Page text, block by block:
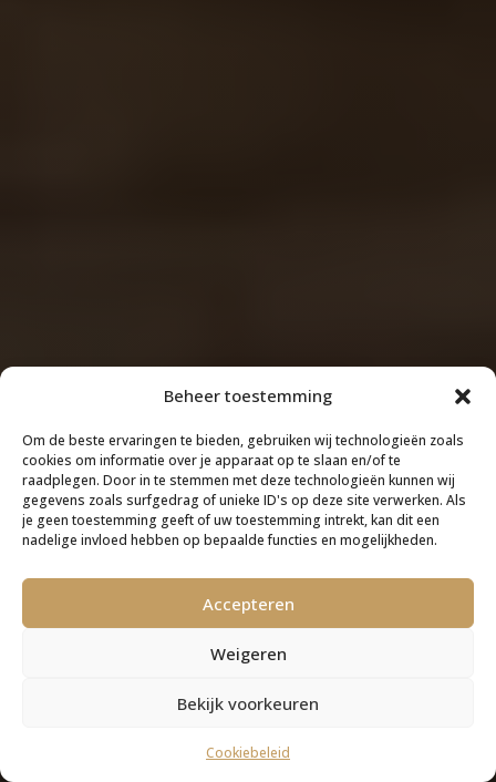
Beheer toestemming
Om de beste ervaringen te bieden, gebruiken wij technologieën zoals
cookies om informatie over je apparaat op te slaan en/of te
raadplegen. Door in te stemmen met deze technologieën kunnen wij
gegevens zoals surfgedrag of unieke ID's op deze site verwerken. Als
je geen toestemming geeft of uw toestemming intrekt, kan dit een
nadelige invloed hebben op bepaalde functies en mogelijkheden.
Accepteren
Weigeren
Bekijk voorkeuren
Cookiebeleid